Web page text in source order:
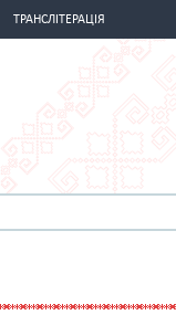
ТРАНСЛІТЕРАЦІЯ